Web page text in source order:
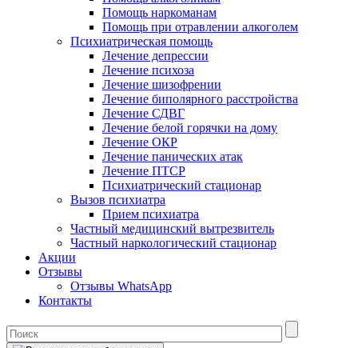
Помощь наркоманам
Помощь при отравлении алкоголем
Психиатрическая помощь
Лечение депрессии
Лечение психоза
Лечение шизофрении
Лечение биполярного расстройства
Лечение СДВГ
Лечение белой горячки на дому
Лечение ОКР
Лечение панических атак
Лечение ПТСР
Психиатрический стационар
Вызов психиатра
Прием психиатра
Частный медицинский вытрезвитель
Частный наркологический стационар
Акции
Отзывы
Отзывы WhatsApp
Контакты